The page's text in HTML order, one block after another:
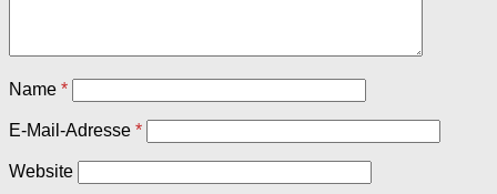
Name *
E-Mail-Adresse *
Website